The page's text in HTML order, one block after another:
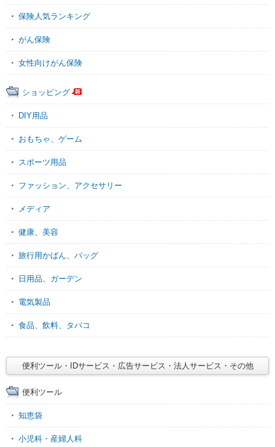
保険人気ランキング
がん保険
女性向けがん保険
ショッピング
DIY用品
おもちゃ、ゲーム
スポーツ用品
ファッション、アクセサリー
メディア
健康、美容
旅行用かばん、バッグ
日用品、ガーデン
電気製品
食品、飲料、タバコ
便利ツール・IDサービス・広告サービス・法人サービス・その他
便利ツール
知恵袋
小児科・産婦人科